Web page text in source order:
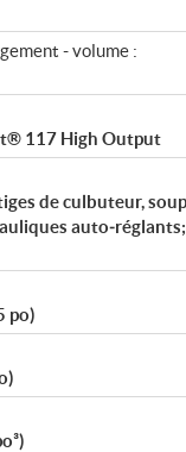
- volume :
117 High Output
de culbuteur,
po)